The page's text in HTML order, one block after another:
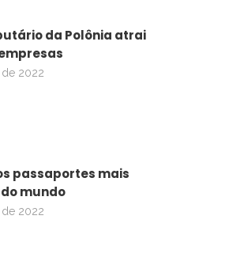
da Polônia atrai
2022
passaportes mais
mundo
2022